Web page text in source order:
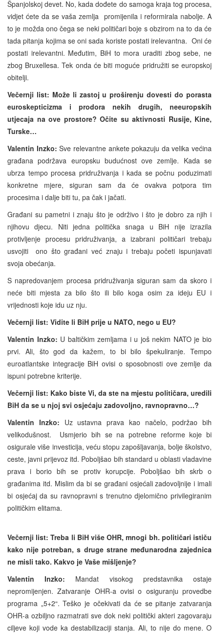
Španjolskoj devet. No, kada dođete do samoga kraja tog procesa,
vidjet ćete da se vaša zemlja promijenila i reformirala nabolje. A
to je možda ono čega se neki političari boje s obzirom na to da će
tada pitanja kojima se oni sada koriste postati irelevantna. Oni će
postati irelevantni. Međutim, BiH to mora uraditi zbog sebe, ne
zbog Bruxellesa. Tek onda će biti moguće pridružiti se europskoj
obitelji.
Večernji list: Može li zastoj u proširenju dovesti do porasta
euroskepticizma i prodora nekih drugih, neeuropskih
utjecaja na ove prostore? Očite su aktivnosti Rusije, Kine,
Turske…
Valentin Inzko:Sve relevantne ankete pokazuju da velika većina
građana podržava europsku budućnost ove zemlje. Kada se
ubrza tempo procesa pridruživanja i kada se počnu poduzimati
konkretne mjere, siguran sam da će ovakva potpora tim
procesima i dalje biti tu, pa čak i jačati.
Građani su pametni i znaju što je održivo i što je dobro za njih i
njihovu djecu. Niti jedna politička snaga u BiH nije izrazila
protivljenje procesu pridruživanja, a izabrani političari trebaju
usvojiti ono što građani već znaju i trebaju početi ispunjavati
svoja obećanja.
S napredovanjem procesa pridruživanja siguran sam da skoro i
neće biti mjesta za bilo što ili bilo koga osim za ideju EU i
vrijednosti koje idu uz nju.
Večernji list: Vidite li BiH prije u NATO, nego u EU?
Valentin Inzko: U baltičkim zemljama i u još nekim NATO je bio
prvi. Ali, što god da kažem, to bi bilo špekuliranje. Tempo
euroatlantske integracije BiH ovisi o sposobnosti ove zemlje da
ispuni potrebne kriterije.
Večernji list: Kako biste Vi, da ste na mjestu političara, uredili
BiH da se u njoj svi osjećaju zadovoljno, ravnopravno…?
Valentin Inzko: Uz ustavna prava kao načelo, podržao bih
velikodušnost. Usmjerio bih se na potrebne reforme koje bi
osigurale više investicija, veću stopu zapošljavanja, bolje školstvo,
ceste, javni prijevoz itd. Poboljšao bih standard u oblasti vladavine
prava i borio bih se protiv korupcije. Poboljšao bih skrb o
građanima itd. Mislim da bi se građani osjećali zadovoljnije i imali
bi osjećaj da su ravnopravni s trenutno djelomično privilegiranim
političkim elitama.
Večernji list: Treba li BiH više OHR, mnogi bh. političari ističu
kako nije potreban, s druge strane međunarodna zajednica
ne misli tako. Kakvo je Vaše mišljenje?
Valentin Inzko: Mandat visokog predstavnika ostaje
nepromijenjen. Zatvaranje OHR-a ovisi o osiguranju provedbe
programa „5+2“. Teško je očekivati da će se pitanje zatvaranja
OHR-a ozbiljno razmatrati sve dok neki politički akteri zagovaraju
ciljeve koji vode ka destabilizaciji stanja. Ali, to nije do mene. O